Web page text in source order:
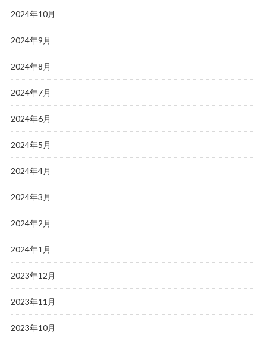
2024年10月
2024年9月
2024年8月
2024年7月
2024年6月
2024年5月
2024年4月
2024年3月
2024年2月
2024年1月
2023年12月
2023年11月
2023年10月